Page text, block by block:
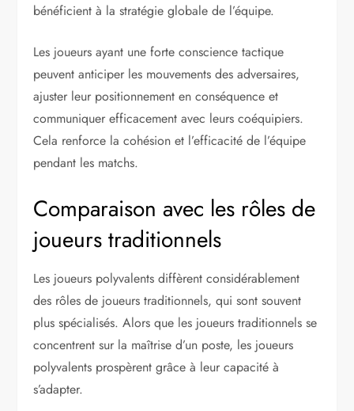
bénéficient à la stratégie globale de l’équipe.
Les joueurs ayant une forte conscience tactique
peuvent anticiper les mouvements des adversaires,
ajuster leur positionnement en conséquence et
communiquer efficacement avec leurs coéquipiers.
Cela renforce la cohésion et l’efficacité de l’équipe
pendant les matchs.
Comparaison avec les rôles de
joueurs traditionnels
Les joueurs polyvalents diffèrent considérablement
des rôles de joueurs traditionnels, qui sont souvent
plus spécialisés. Alors que les joueurs traditionnels se
concentrent sur la maîtrise d’un poste, les joueurs
polyvalents prospèrent grâce à leur capacité à
s’adapter.